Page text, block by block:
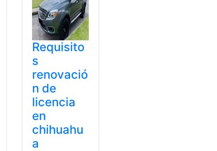
Requisito
s
renovació
n de
licencia
en
chihuahu
a